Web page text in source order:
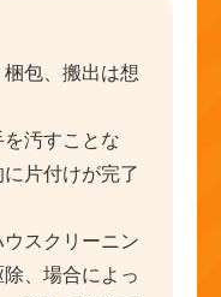
包、搬出は想
汚すことな
片付けが完了
スクリーニン
、場合によっ